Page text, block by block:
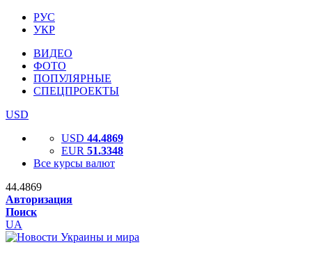
РУС
УКР
ВИДЕО
ФОТО
ПОПУЛЯРНЫЕ
СПЕЦПРОЕКТЫ
USD
USD 44.4869
EUR 51.3348
Все курсы валют
44.4869
Авторизация
Поиск
UA